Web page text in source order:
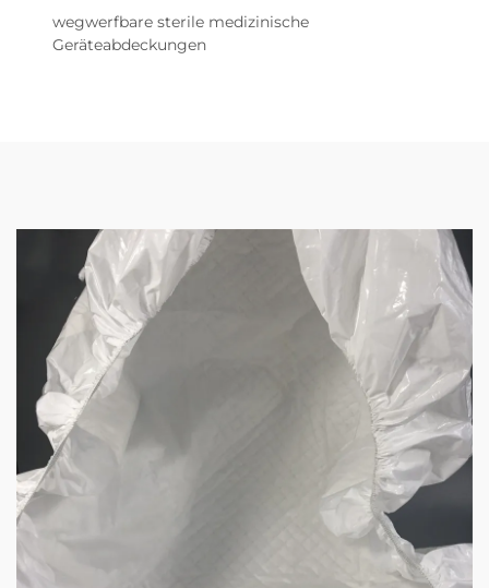
wegwerfbare sterile medizinische
Geräteabdeckungen